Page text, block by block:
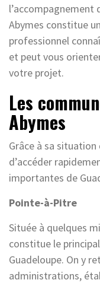
l’accompagnement
Abymes constitue
professionnel
et peut vous
votre projet.
Les
Abymes
Grâce à sa
d’accéder
importantes de
Pointe-à-Pitre
Située à quelques
constitue le
Guadeloupe. On y
administrations,